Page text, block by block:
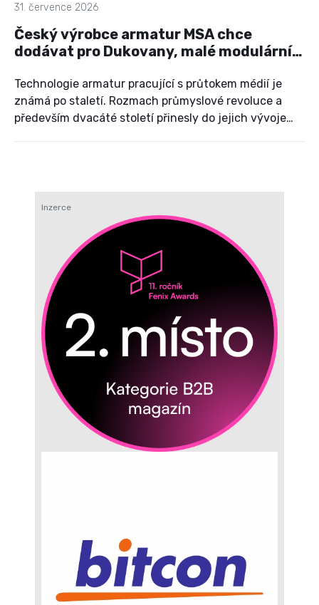
31. července 2026
Český výrobce armatur MSA chce
dodávat pro Dukovany, malé modulární
Technologie armatur pracující s průtokem médií je
známá po staletí. Rozmach průmyslové revoluce a
především dvacáté století přinesly do jejich vývoje
se musejí zaměřit zejména na dlouhou životnost a
stoprocentní spolehlivost svých produktů.
Inzerce